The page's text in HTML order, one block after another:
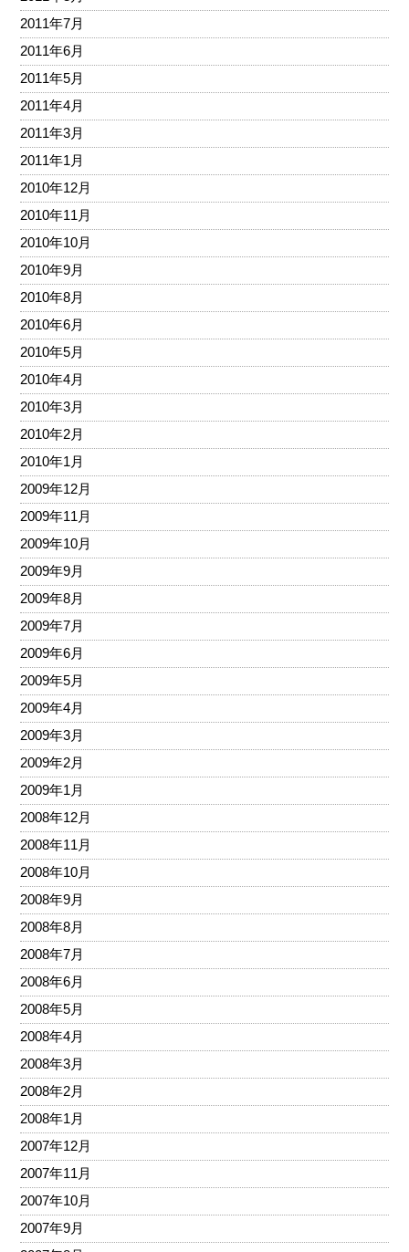
2011年7月
2011年6月
2011年5月
2011年4月
2011年3月
2011年1月
2010年12月
2010年11月
2010年10月
2010年9月
2010年8月
2010年6月
2010年5月
2010年4月
2010年3月
2010年2月
2010年1月
2009年12月
2009年11月
2009年10月
2009年9月
2009年8月
2009年7月
2009年6月
2009年5月
2009年4月
2009年3月
2009年2月
2009年1月
2008年12月
2008年11月
2008年10月
2008年9月
2008年8月
2008年7月
2008年6月
2008年5月
2008年4月
2008年3月
2008年2月
2008年1月
2007年12月
2007年11月
2007年10月
2007年9月